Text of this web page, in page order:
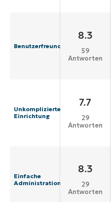
Benutzerfreundlichkeit
8.3
59
Antworten
Unkomplizierte
Einrichtung
7.7
29
Antworten
Einfache
Administration
8.3
29
Antworten